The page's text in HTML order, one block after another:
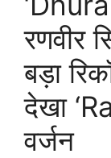
रणवीर
बड़ा
देखा
वर्जन